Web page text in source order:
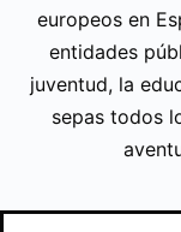
europeos en
entidades
juventud, la
sepas todos